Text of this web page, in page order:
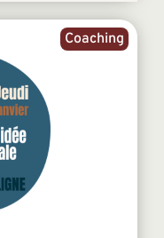
Coaching